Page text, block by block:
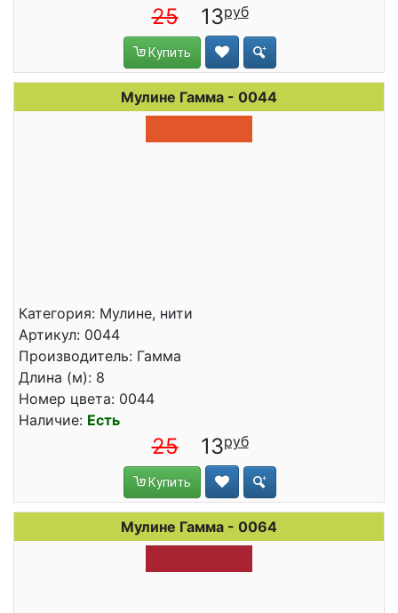
25 13
Купить
Мулине Гамма - 0044
Категория: Мулине, нити
Артикул: 0044
Производитель: Гамма
Длина (м): 8
Номер цвета: 0044
Наличие: Есть
25 13
Купить
Мулине Гамма - 0064